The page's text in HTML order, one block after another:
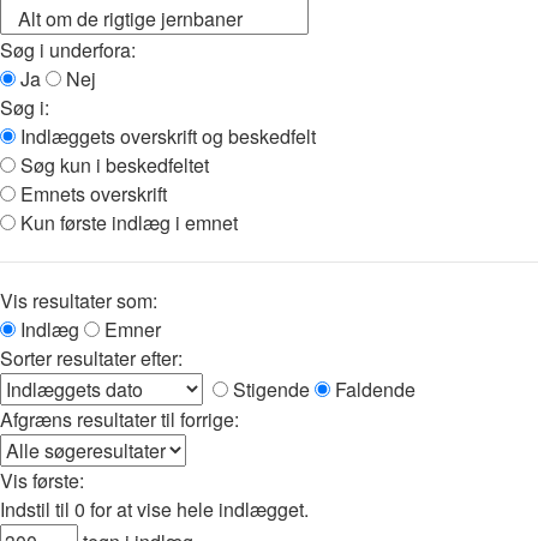
Søg i underfora:
Ja
Nej
Søg i:
Indlæggets overskrift og beskedfelt
Søg kun i beskedfeltet
Emnets overskrift
Kun første indlæg i emnet
Vis resultater som:
Indlæg
Emner
Sorter resultater efter:
Stigende
Faldende
Afgræns resultater til forrige:
Vis første:
Indstil til 0 for at vise hele indlægget.